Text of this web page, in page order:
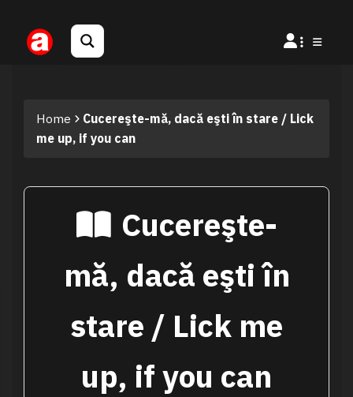
Home
Cucereşte-mă, dacă eşti în stare / Lick
me up, if you can
Cucereşte-
mă, dacă eşti în
stare / Lick me
up, if you can